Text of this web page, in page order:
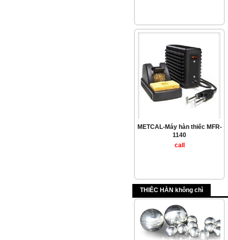
METCAL-Máy hàn thiếc MFR-
1140
call
THIÊC HÀN không chì